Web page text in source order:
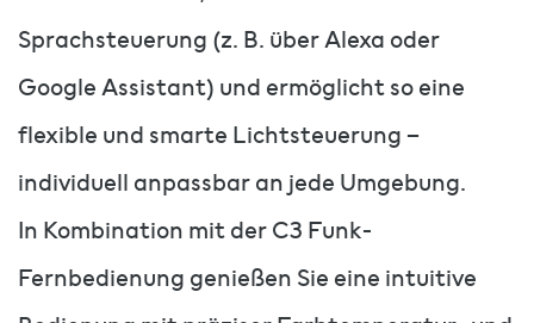
Sprachsteuerung (z. B. über Alexa oder
Google Assistant) und ermöglicht so eine
flexible und smarte Lichtsteuerung –
individuell anpassbar an jede Umgebung.
In Kombination mit der C3 Funk-
Fernbedienung genießen Sie eine intuitive